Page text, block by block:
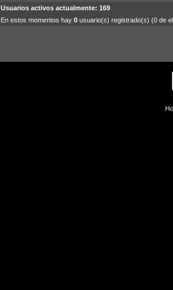
Usuarios activos actualmente: 169
En estos momentos hay 0 usuario(s) registrado(s) (0 de